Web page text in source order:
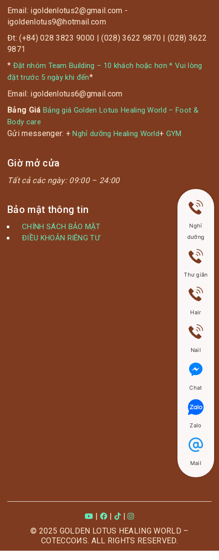
Email: igoldenlotus2@gmail.com -
igoldenlotus9@hotmail.com
Đt: (+84) 028 3823 9000 | (028) 3622 9870 | (028) 3622
9871
* Đặt nhóm Team Building – 10 khách hoặc hơn * Vui lòng
đặt trước 5 ngày khi đến*
Email: igoldenlotus6@gmail.com
Bảng Giá Bảng giá Golden Lotus Healing World – Foot &
Body care
Gửi messenger: +Nghỉ dưỡng Healing World+ GYM
Giờ mở cửa
Tất cả các ngày: 09:00 – 24:00
Bảo mật thông tin
CHÍNH SÁCH BẢO MẬT
ĐIỀU KHOẢN RIÊNG TƯ
|
© 2025 GOLDEN LOTUS HEALING WORLD –
COTECCOИS. ALL RIGHTS RESERVED.
Nghỉ
dưỡng
Thư giãn
Hair
Nail
Chat
Zalo
Mail